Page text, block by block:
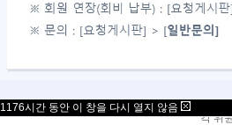
오리
정회
이번
특별
각 위
1176시간 동안 이 창을 다시 열지 않음